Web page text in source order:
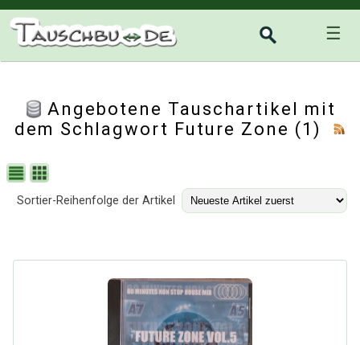
☰
Angebotene Tauschartikel mit
dem Schlagwort Future Zone (1)
Sortier-Reihenfolge der Artikel